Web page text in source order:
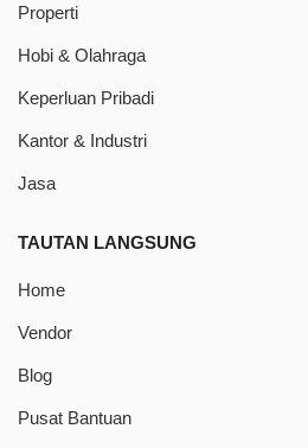
Properti
Hobi & Olahraga
Keperluan Pribadi
Kantor & Industri
Jasa
TAUTAN LANGSUNG
Home
Vendor
Blog
Pusat Bantuan